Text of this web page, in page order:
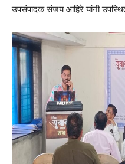
उपसंपादक संजय आहिरे यांनी